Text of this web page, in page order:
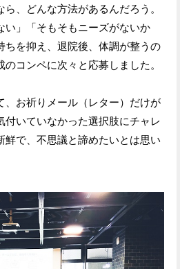
、どんな方法があるんだろう。
い」「そもそもニーズがないか
ちを抑え、退院後、体調が整うの
コンペに次々と応募しました。
、お祈りメール（レター）だけが
付いていなかった選択肢にチャレ
鮮で、不思議と諦めたいとは思い